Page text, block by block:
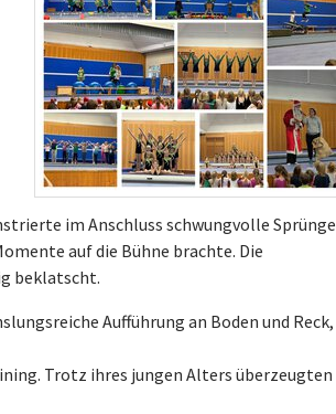
im Anschluss schwungvolle Sprünge
auf die Bühne brachte. Die
beklatscht.
Aufführung an Boden und Reck,
Trotz ihres jungen Alters überzeugten